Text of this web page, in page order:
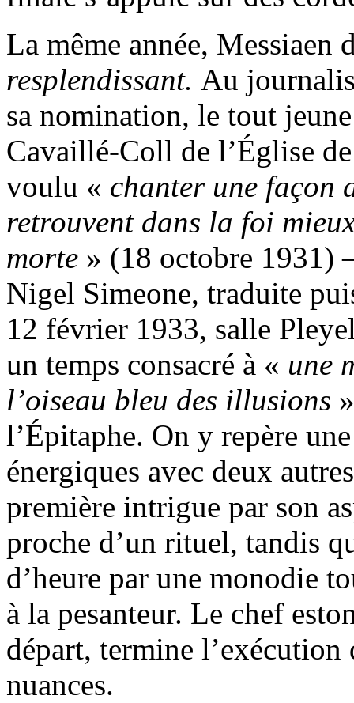
La même année, Messiaen
resplendissant. Au
sa nomination, le tout
Cavaillé-Coll de l’Église
voulu « chanter une façon
retrouvent dans la foi
morte » (18 octobre 1931)
Nigel Simeone, traduite
12 février 1933, salle
un temps consacré à « une
l’oiseau bleu des illusions
l’Épitaphe. On y repère
énergiques avec deux
première intrigue par son
proche d’un rituel, tandis
d’heure par une monodie
à la pesanteur. Le chef
départ, termine l’exécution
nuances.